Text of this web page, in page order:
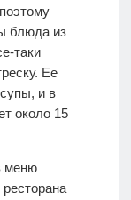
блюда из
таки
Ее
и в
около 15
меню